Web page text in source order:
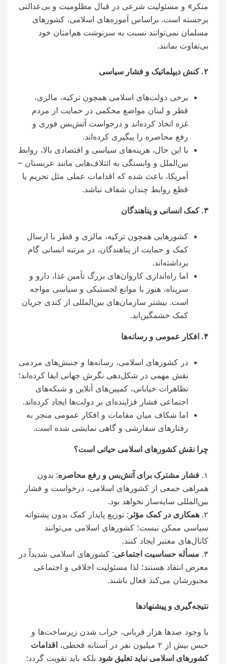
منکر» و مسئولیت شرعی در قبال مظلومیت و بی‌عدالتی
برجسته است. براساس آموزه‌های اسلامی، کشورهای
مسلمان نمی‌توانند نسبت به سرنوشت هم‌امتان خود
بی‌تفاوت بمانند.
۲. کنش دیپلماتیک و فشار سیاسی
برخی دولت‌های اسلامی همچون ترکیه، مالزی،
قطر و لبنان مواضع محکمی در حمایت از مردم
غزه اتخاذ کرده‌اند و درخواست آتش‌بس فوری و
رفع محاصره را پیگیری کرده‌اند.
با این حال، هزینه‌های سیاسی و اقتصادی بالا، روابط
بین‌الملل و وابستگی به ائتلاف‌هایی مانند عربستان –
آمریکا، باعث شده که اقدامات عملی مثل تحریم یا
قطع روابط چندان شفاف نباشد.
۳. کمک انسانی و پناهندگان
کشورهایی همچون ترکیه، مالزی و قطر با ارسال
کمک و حمایت از پناهندگان، در مرتبه انسانی گام
برداشته‌اند.
اما راه‌اندازی کاروان‌های بزرگ تأمین غذا، دارو و
سرپناه، هنوز با موانع لجستیکی و سیاسی مواجه
است. بیشتر سازمان‌های بین‌المللی از کندی جریان
کمک خشمگین‌اند.
۴. افکار عمومی و رسانه‌ها
در کشورهای اسلامی، رسانه‌ها و جنبش‌های مردمی
نقش مهمی در شکل‌دهی نگرش جهانی ایفا کرده‌اند؛
تظاهرات خیابانی، کمپین‌های آنلاین و شبکه‌های
اجتماعی فشار فزاینده‌ای بر دولت‌ها ایجاد کرده‌اند.
اما شکاف میان مقامات و افکار عمومی منجر به
رفتارهای سفارشی و گاهی نمایشی شده است.
چرا نقش کشورهای اسلامی حیاتی است؟
۱. فشار مشترک برای آتش‌بس و رفع محاصره: بدون
همراهی جمعی از کشورهای اسلامی، درخواست و فشار
بین‌المللی سایه‌ساز نخواهد بود.
۲.
همکاری در کمک مؤثر : توزیع پایدار کمک بدون پشتوانه
سیاسی ممکن نیست؛ کشورهای اسلامی می‌توانند
کانال‌های معتبر ایجاد کنند.
۳.
مسأله حساسیت اجتماعی : کشورهای اسلامی شدیداً در
معرض انتقاد هستند؛ لذا مسئولیت اخلاقی و اجتماعی
مجبورشان می‌کند فعال باشند.
نتیجه‌گیری و پیشنهادها
با وجود صدها هزار قربانی، خراب شدن زیرساخت‌ها و
حبس بیش از ۲ میلیون نفر در آستانه قحطی،
اقدامات
کشورهای اسلامی نباید تعلیق شودبلکه باید تقویت گردد: